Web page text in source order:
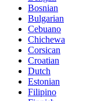
Bosnian
Bulgarian
Cebuano
Chichewa
Corsican
Croatian
Dutch
Estonian
Filipino